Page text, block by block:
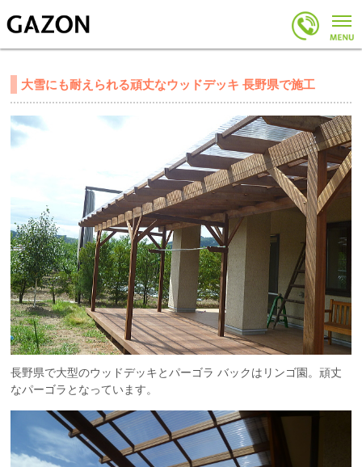
大雪にも耐えられる頑丈なウッドデッキ 長野県で施工
長野県で大型のウッドデッキとパーゴラ バックはリンゴ園。頑丈
なパーゴラとなっています。